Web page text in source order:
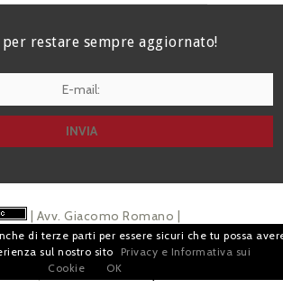
restare sempre aggiornato!
| Avv. Giacomo Romano |
Campitelli, 2 - 00186 Roma | P.I.
Pubblicità ePrivacy
di terze parti per essere sicuri che tu possa
sul nostro sito
Privacy e Informativa sui
Cookie
OK